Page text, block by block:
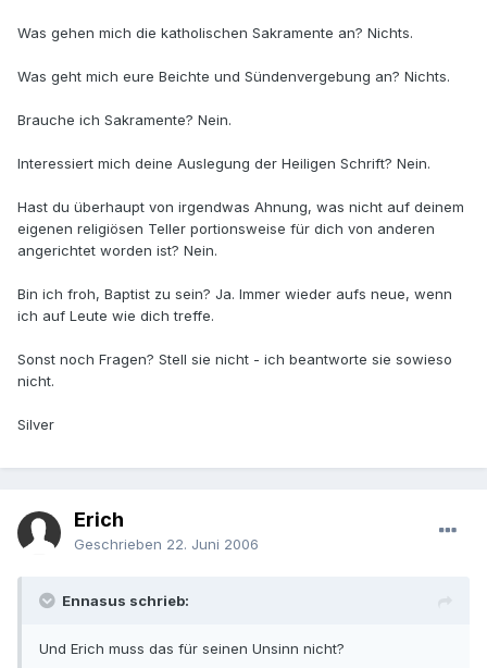
Was gehen mich die katholischen Sakramente an? Nichts.
Was geht mich eure Beichte und Sündenvergebung an? Nichts.
Brauche ich Sakramente? Nein.
Interessiert mich deine Auslegung der Heiligen Schrift? Nein.
Hast du überhaupt von irgendwas Ahnung, was nicht auf deinem
eigenen religiösen Teller portionsweise für dich von anderen
angerichtet worden ist? Nein.
Bin ich froh, Baptist zu sein? Ja. Immer wieder aufs neue, wenn
ich auf Leute wie dich treffe.
Sonst noch Fragen? Stell sie nicht - ich beantworte sie sowieso
nicht.
Silver
Erich
Geschrieben 22. Juni 2006
Ennasus schrieb:
Und Erich muss das für seinen Unsinn nicht?